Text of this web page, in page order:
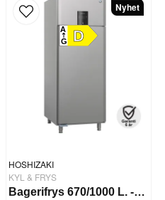
HOSHIZAKI
KYL & FRYS
Bagerifrys 670/1000 L. -25/+12°C BAKER F 950
D
A
G
Nyhet